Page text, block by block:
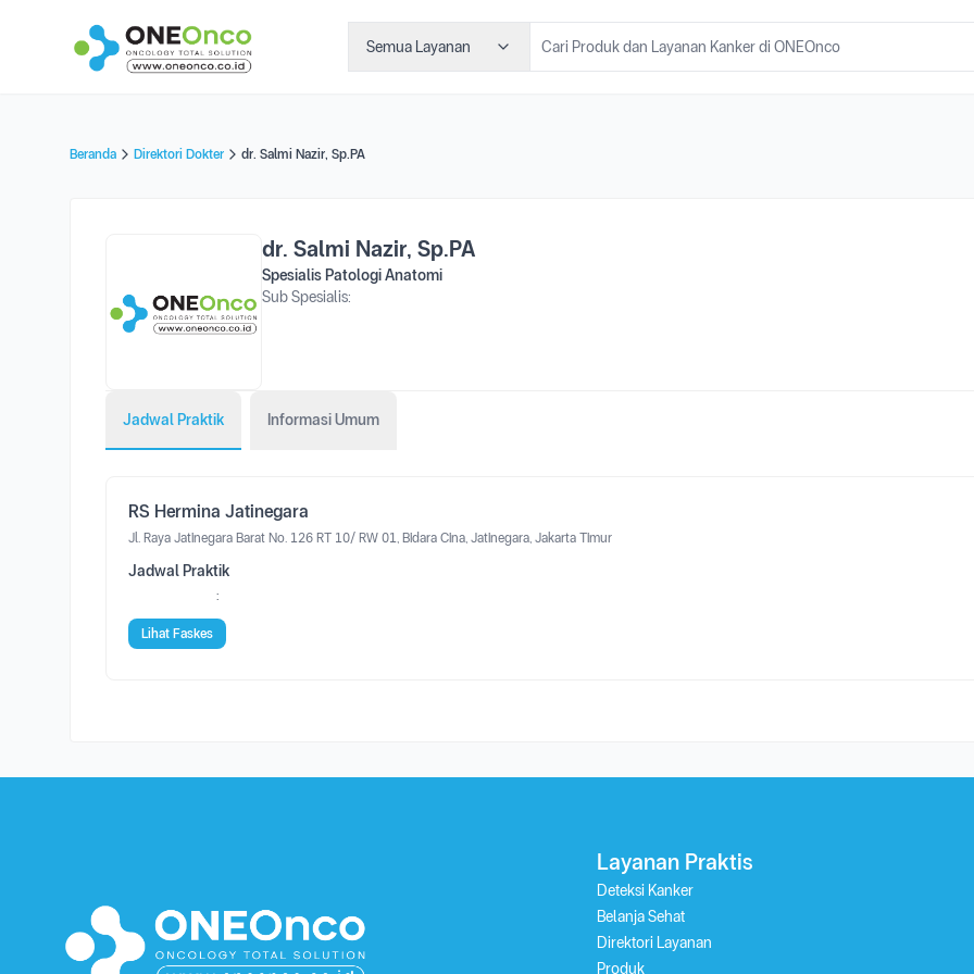
Semua Layanan
Beranda Direktori Dokter dr. Salmi Nazir, Sp.PA
dr. Salmi Nazir, Sp.PA
Spesialis Patologi Anatomi
Sub Spesialis:
Jadwal Praktik Informasi Umum
RS Hermina Jatinegara
Jl. Raya Jatinegara Barat No. 126 RT 10/ RW 01, Bidara Cina, Jatinegara, Jakarta Timur
Jadwal Praktik
:
Lihat Faskes
Layanan Praktis
Deteksi Kanker
Belanja Sehat
Direktori Layanan
Produk